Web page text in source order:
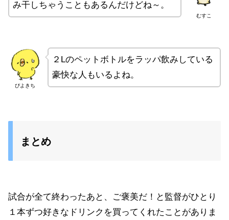
むすこ
み干しちゃうこともあるんだけどね～。
ぴよきち
２Lのペットボトルをラッパ飲みしている
豪快な人もいるよね。
まとめ
試合が全て終わったあと、ご褒美だ！と監督がひとり
１本ずつ好きなドリンクを買ってくれたことがありま